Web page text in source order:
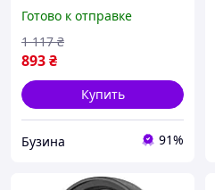
конструкцией черная
buzyna
Готово к отправке
893₴
1 117 ₴
Купить
Бузина 91%